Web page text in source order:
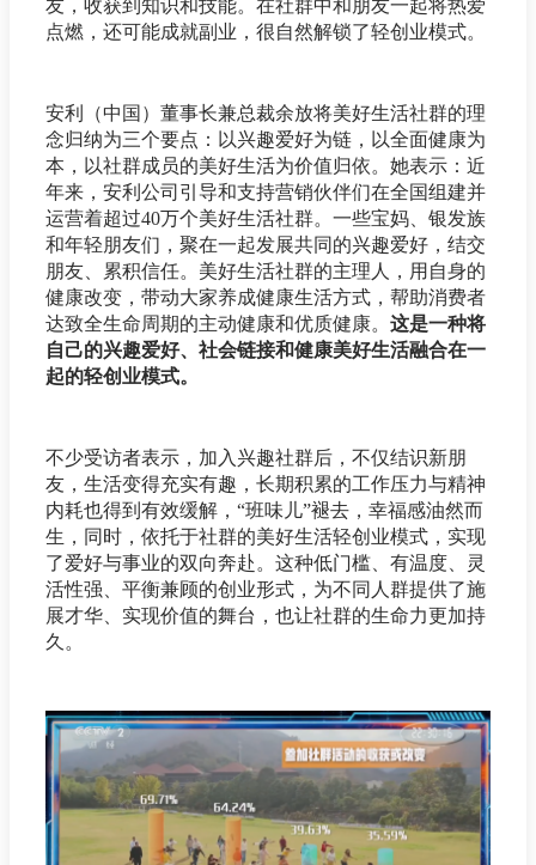
友，收获到知识和技能。在社群中和朋友一起将热爱
点燃，还可能成就副业，很自然解锁了轻创业模式。
安利（中国）董事长兼总裁余放将美好生活社群的理
念归纳为三个要点：以兴趣爱好为链，以全面健康为
本，以社群成员的美好生活为价值归依。她表示：近
年来，安利公司引导和支持营销伙伴们在全国组建并
运营着超过40万个美好生活社群。一些宝妈、银发族
和年轻朋友们，聚在一起发展共同的兴趣爱好，结交
朋友、累积信任。美好生活社群的主理人，用自身的
健康改变，带动大家养成健康生活方式，帮助消费者
达致全生命周期的主动健康和优质健康。 这是一种将
自己的兴趣爱好、社会链接和健康美好生活融合在一
起的轻创业模式。
不少受访者表示，加入兴趣社群后，不仅结识新朋
友，生活变得充实有趣，长期积累的工作压力与精神
内耗也得到有效缓解，“班味儿”褪去，幸福感油然而
生，同时，依托于社群的美好生活轻创业模式，实现
了爱好与事业的双向奔赴。这种低门槛、有温度、灵
活性强、平衡兼顾的创业形式，为不同人群提供了施
展才华、实现价值的舞台，也让社群的生命力更加持
久。